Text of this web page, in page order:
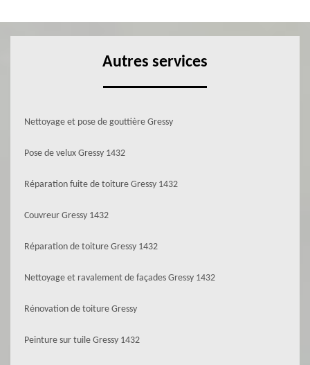
Autres services
Nettoyage et pose de gouttière Gressy
Pose de velux Gressy 1432
Réparation fuite de toiture Gressy 1432
Couvreur Gressy 1432
Réparation de toiture Gressy 1432
Nettoyage et ravalement de façades Gressy 1432
Rénovation de toiture Gressy
Peinture sur tuile Gressy 1432